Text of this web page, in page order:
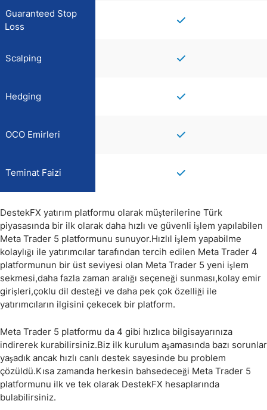
Guaranteed Stop
Loss
Scalping
Hedging
OCO Emirleri
Teminat Faizi
DestekFX yatırım platformu olarak müşterilerine Türk
piyasasında bir ilk olarak daha hızlı ve güvenli işlem yapılabilen
Meta Trader 5 platformunu sunuyor.Hızlıl işlem yapabilme
kolaylığı ile yatırımcılar tarafından tercih edilen Meta Trader 4
platformunun bir üst seviyesi olan Meta Trader 5 yeni işlem
sekmesi,daha fazla zaman aralığı seçeneği sunması,kolay emir
girişleri,çoklu dil desteği ve daha pek çok özelliği ile
yatırımcıların ilgisini çekecek bir platform.
Meta Trader 5 platformu da 4 gibi hızlıca bilgisayarınıza
indirerek kurabilirsiniz.Biz ilk kurulum aşamasında bazı sorunlar
yaşadık ancak hızlı canlı destek sayesinde bu problem
çözüldü.Kısa zamanda herkesin bahsedeceği Meta Trader 5
platformunu ilk ve tek olarak DestekFX hesaplarında
bulabilirsiniz.